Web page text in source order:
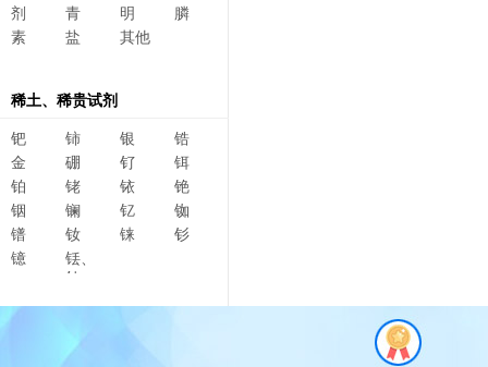
剂
青 明
膦
素
盐 其他
稀土、稀贵试剂
钯 铈 银
锆
金
硼 钌
铒
铂
铑 铱
铯
铟
镧 钇
铷
镨
钕 铼
钐
镱
铥、
钆、